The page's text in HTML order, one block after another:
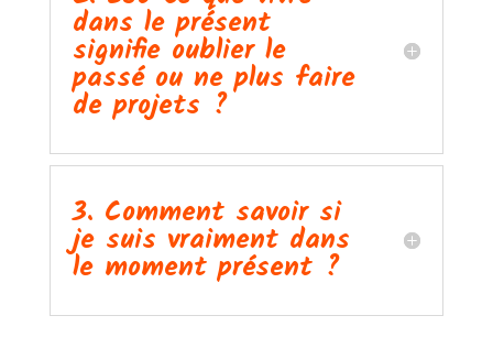
dans le présent
signifie oublier le
passé ou ne plus faire
de projets ?
3. Comment savoir si
je suis vraiment dans
le moment présent ?